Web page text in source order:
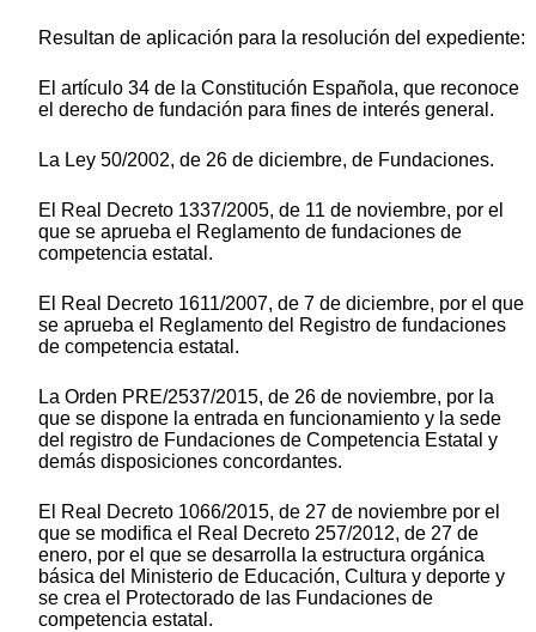
Resultan de aplicación para la resolución del expediente:
El artículo 34 de la Constitución Española, que reconoce
el derecho de fundación para fines de interés general.
La Ley 50/2002, de 26 de diciembre, de Fundaciones.
El Real Decreto 1337/2005, de 11 de noviembre, por el
que se aprueba el Reglamento de fundaciones de
competencia estatal.
El Real Decreto 1611/2007, de 7 de diciembre, por el que
se aprueba el Reglamento del Registro de fundaciones
de competencia estatal.
La Orden PRE/2537/2015, de 26 de noviembre, por la
que se dispone la entrada en funcionamiento y la sede
del registro de Fundaciones de Competencia Estatal y
demás disposiciones concordantes.
El Real Decreto 1066/2015, de 27 de noviembre por el
que se modifica el Real Decreto 257/2012, de 27 de
enero, por el que se desarrolla la estructura orgánica
básica del Ministerio de Educación, Cultura y deporte y
se crea el Protectorado de las Fundaciones de
competencia estatal.